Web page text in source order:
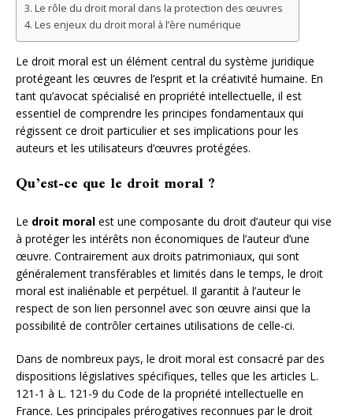
Le rôle du droit moral dans la protection des œuvres
Les enjeux du droit moral à l’ère numérique
Le droit moral est un élément central du système juridique
protégeant les œuvres de l’esprit et la créativité humaine. En
tant qu’avocat spécialisé en propriété intellectuelle, il est
essentiel de comprendre les principes fondamentaux qui
régissent ce droit particulier et ses implications pour les
auteurs et les utilisateurs d’œuvres protégées.
Qu’est-ce que le droit moral ?
Le droit moral est une composante du droit d’auteur qui vise
à protéger les intérêts non économiques de l’auteur d’une
œuvre. Contrairement aux droits patrimoniaux, qui sont
généralement transférables et limités dans le temps, le droit
moral est inaliénable et perpétuel. Il garantit à l’auteur le
respect de son lien personnel avec son œuvre ainsi que la
possibilité de contrôler certaines utilisations de celle-ci.
Dans de nombreux pays, le droit moral est consacré par des
dispositions législatives spécifiques, telles que les articles L.
121-1 à L. 121-9 du Code de la propriété intellectuelle en
France. Les principales prérogatives reconnues par le droit